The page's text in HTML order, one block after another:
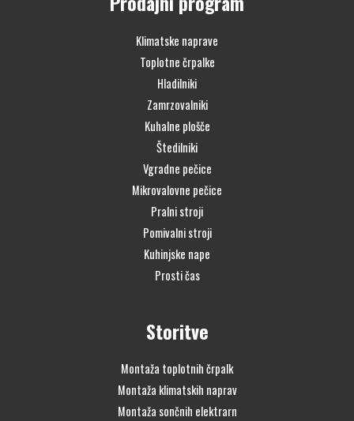
Klimatske naprave
Toplotne črpalke
Hladilniki
Zamrzovalniki
Kuhalne plošče
Štedilniki
Vgradne pečice
Mikrovalovne pečice
Pralni stroji
Pomivalni stroji
Kuhinjske nape
Prosti čas
Storitve
Montaža toplotnih črpalk
Montaža klimatskih naprav
Montaža sončnih elektrarn